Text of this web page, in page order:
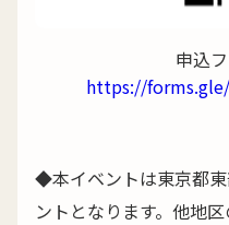
申込
https://forms.gle/
◆本イベントは東京都
ントとなります。他地